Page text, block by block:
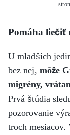
Pomáha liečiť
U mladších
bez nej, môže
migrény,
Prvá štúdia
pozorovanie
troch mesiacov.